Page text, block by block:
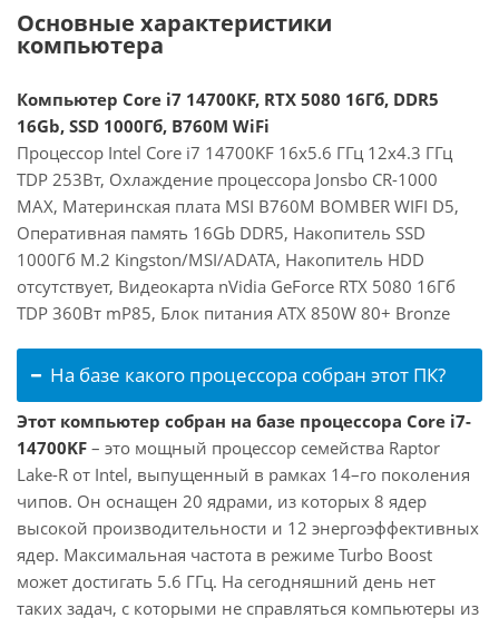
Основные характеристики
компьютера
Компьютер Core i7 14700KF, RTX 5080 16Гб, DDR5
16Gb, SSD 1000Гб, B760M WiFi
Процессор Intel Core i7 14700KF 16x5.6 ГГц 12x4.3 ГГц
TDP 253Вт, Охлаждение процессора Jonsbo CR-1000
MAX, Материнская плата MSI B760M BOMBER WIFI D5,
Оперативная память 16Gb DDR5, Накопитель SSD
1000Гб M.2 Kingston/MSI/ADATA, Накопитель HDD
отсутствует, Видеокарта nVidia GeForce RTX 5080 16Гб
TDP 360Вт mP85, Блок питания ATX 850W 80+ Bronze
На базе какого процессора собран этот ПК?
Этот компьютер собран на базе процессора Core i7-
14700KF – это мощный процессор семейства Raptor
Lake-R от Intel, выпущенный в рамках 14–го поколения
чипов. Он оснащен 20 ядрами, из которых 8 ядер
высокой производительности и 12 энергоэффективных
ядер. Максимальная частота в режиме Turbo Boost
может достигать 5.6 ГГц. На сегодняшний день нет
таких задач, с которыми не справляться компьютеры из